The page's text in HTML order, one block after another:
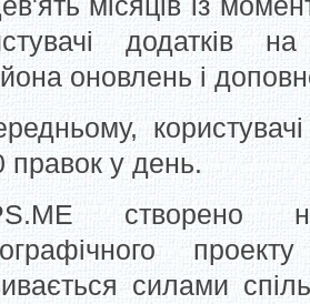
додатків
оновлень і
правок у день.
створено
силами